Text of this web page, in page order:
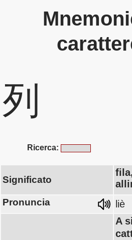
列
Ricerca:
Significato
Pronuncia liè
A